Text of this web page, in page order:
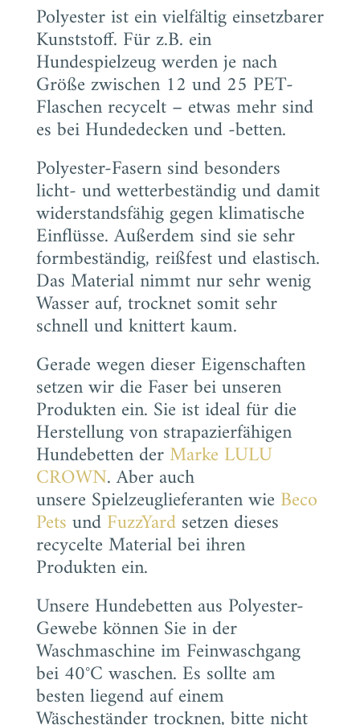
Polyester ist ein vielfältig einsetzbarer
Kunststoff. Für z.B. ein
Hundespielzeug werden je nach
Größe zwischen 12 und 25 PET-
Flaschen recycelt – etwas mehr sind
es bei Hundedecken und -betten.
Polyester-Fasern sind besonders
licht- und wetterbeständig und damit
widerstandsfähig gegen klimatische
Einflüsse. Außerdem sind sie sehr
formbeständig, reißfest und elastisch.
Das Material nimmt nur sehr wenig
Wasser auf, trocknet somit sehr
schnell und knittert kaum.
Gerade wegen dieser Eigenschaften
setzen wir die Faser bei unseren
Produkten ein. Sie ist ideal für die
Herstellung von strapazierfähigen
Hundebetten derMarke LULU
CROWN. Aber auch
unsere Spielzeuglieferanten wie Beco
PetsundFuzzYardsetzen dieses
recycelte Material bei ihren
Produkten ein.
Unsere Hundebetten aus Polyester-
Gewebe können Sie in der
Waschmaschine im Feinwaschgang
bei 40°C waschen. Es sollte am
besten liegend auf einem